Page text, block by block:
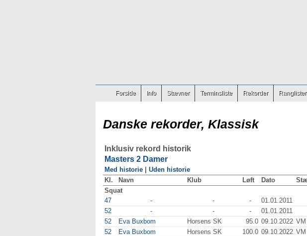
Forside Info Stævner Terminsliste Rekorder Ranglister
Danske rekorder, Klassisk
Inklusiv rekord historik
Masters 2 Damer
Med historie
Uden historie
Kl.
Navn Klub Løft Dato
Squat
47
- - - 01.01.2011
52
- - - 01.01.2011
52
Eva Buxbom Horsens SK 95.0 09.10.2022
52
Eva Buxbom Horsens SK 100.0 09.10.2022